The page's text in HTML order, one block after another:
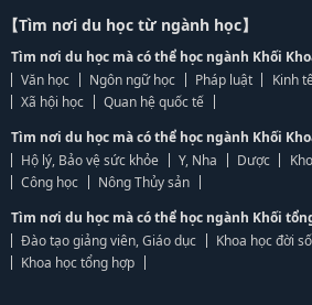
【Tìm nơi du học từ ngành học】
Tìm nơi du học mà có thể học ngành Khối
Văn học
Ngôn ngữ học Pháp luật
Kinh
Xã hội học
Quan hệ quốc tế
Tìm nơi du học mà có thể học ngành Khối
Hộ lý, Bảo vệ sức khỏe
Y, Nha Dược
Công học
Nông Thủy sản
Tìm nơi du học mà có thể học ngành Khối
Đào tạo giảng viên, Giáo dục
Khoa học đời
Khoa học tổng hợp